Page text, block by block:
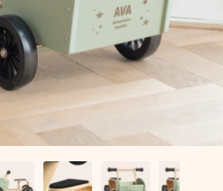
Sin complicaciones, solo